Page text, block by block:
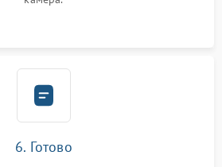
6. Готово